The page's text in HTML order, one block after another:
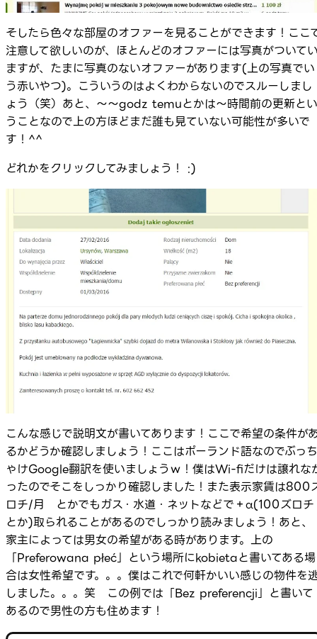
そしたら色々な部屋のオファーを見ることができます！ここ
注意して欲しいのが、ほとんどのオファーには写真がついて
ますが、たまに写真のないオファーがあります(上の写真でい
う赤いやつ)。こういうのはよくわからないのでスルーしまし
ょう（笑）あと、～～godz temuとかは～時間前の更新とい
うことなので上の方ほどまだ誰も見ていない可能性が多いで
す！^^
どれかをクリックしてみましょう！ :)
こんな感じで説明文が書いてあります！ここで希望の条件が
るかどうか確認しましょう！ここはポーランド語なのでぶっち
ゃけGoogle翻訳を使いましょうｗ！僕はWi-fiだけは譲れな
ったのでそこをしっかり確認しました！また表示家賃は800
ロチ/月 とかでもガス・水道・ネットなどで＋α(100ズロチ
とか)取られることがあるのでしっかり読みましょう！あと、
家主によっては男女の希望がある時があります。上の
「Preferowana płeć」という場所にkobietaと書いてある場
合は女性希望です。。。僕はこれで何軒かいい感じの物件を
しました。。。笑 この例では「Bez preferencji」と書いて
あるので男性の方も住めます！